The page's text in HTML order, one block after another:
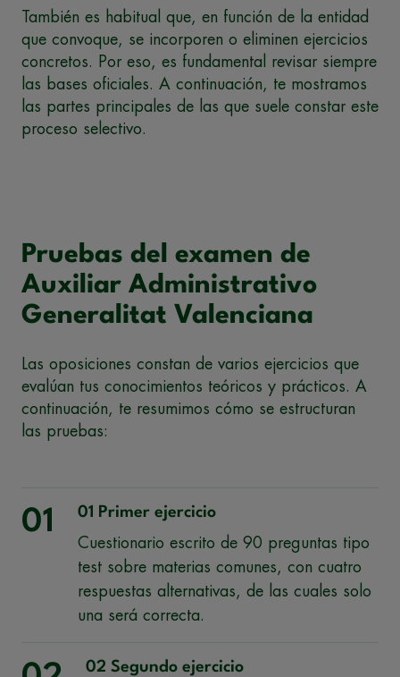
También es habitual que, en función de la entidad
que convoque, se incorporen o eliminen ejercicios
concretos. Por eso, es fundamental revisar siempre
las bases oficiales. A continuación, te mostramos
las partes principales de las que suele constar este
proceso selectivo.
Pruebas del examen de
Auxiliar Administrativo
Generalitat Valenciana
Las oposiciones constan de varios ejercicios que
evalúan tus conocimientos teóricos y prácticos. A
continuación, te resumimos cómo se estructuran
las pruebas:
01
01 Primer ejercicio
Cuestionario escrito de 90 preguntas tipo
test sobre materias comunes, con cuatro
respuestas alternativas, de las cuales solo
una será correcta.
02 Segundo ejercicio